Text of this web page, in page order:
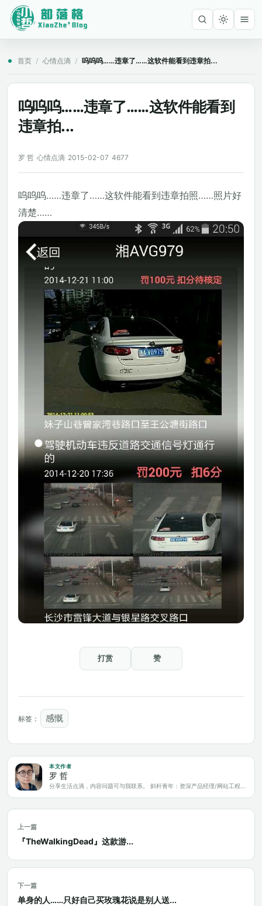
首页 / 心情点滴 / 呜呜呜……违章了……这软件能看到违章拍...
呜呜呜……违章了……这软件能看到
违章拍...
罗 哲 心情点滴 2015-02-07 4677
呜呜呜……违章了……这软件能看到违章拍照……照片好
清楚……
打赏 赞
标签： 感慨
本文作者
罗 哲
上一篇
『TheWalkingDead』这款游...
下一篇
单身的人……只好自己买玫瑰花说是别人送...